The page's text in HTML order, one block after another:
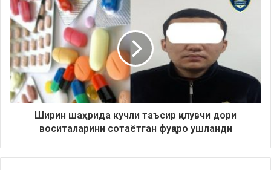
Ширин шаҳрида кучли таъсир қилувчи дори
воситаларини сотаётган фуқаро ушланди